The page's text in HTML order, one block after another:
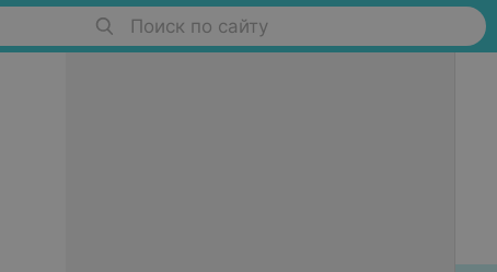
Поиск по сайту